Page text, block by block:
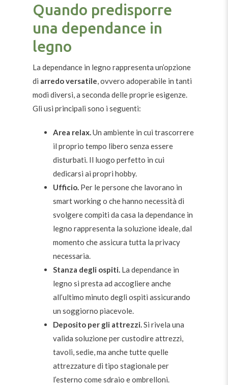
Quando predisporre
una dependance in
legno
La dependance in legno rappresenta un’opzione
di arredo versatile, ovvero adoperabile in tanti
modi diversi, a seconda delle proprie esigenze.
Gli usi principali sono i seguenti:
Area relax.Un ambiente in cui trascorrere
il proprio tempo libero senza essere
disturbati. Il luogo perfetto in cui
dedicarsi ai propri hobby.
Ufficio.Per le persone che lavorano in
smart working o che hanno necessità di
svolgere compiti da casa la dependance in
legno rappresenta la soluzione ideale, dal
momento che assicura tutta la privacy
necessaria.
Stanza degli ospiti.La dependance in
legno si presta ad accogliere anche
all’ultimo minuto degli ospiti assicurando
un soggiorno piacevole.
Deposito per gli attrezzi.Si rivela una
valida soluzione per custodire attrezzi,
tavoli, sedie, ma anche tutte quelle
attrezzature di tipo stagionale per
l’esterno come sdraio e ombrelloni.